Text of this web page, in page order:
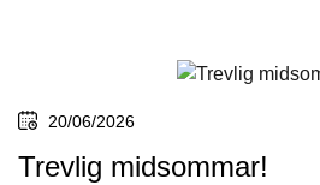
20/06/2026
Trevlig midsommar!